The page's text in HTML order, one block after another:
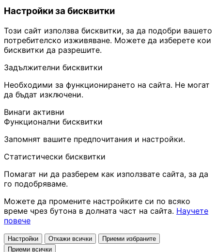
Настройки за бисквитки
Този сайт използва бисквитки, за да подобри вашето
потребителско изживяване. Можете да изберете кои
бисквитки да разрешите.
Задължителни бисквитки
Необходими за функционирането на сайта. Не могат
да бъдат изключени.
Винаги активни
Функционални бисквитки
Запомнят вашите предпочитания и настройки.
Статистически бисквитки
Помагат ни да разберем как използвате сайта, за да
го подобряваме.
Можете да промените настройките си по всяко
време чрез бутона в долната част на сайта. Научете
повече
Настройки Откажи всички
Приеми избраните
Приеми всички